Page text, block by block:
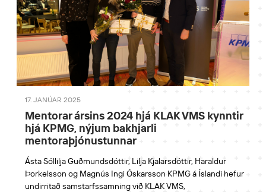
17. JANÚAR 2025
Mentorar ársins 2024 hjá KLAK VMS kynntir
hjá KPMG, nýjum bakhjarli
mentoraþjónustunnar
Ásta Sóllilja Guðmundsdóttir, Lilja Kjalarsdóttir, Haraldur
Þorkelsson og Magnús Ingi Óskarsson KPMG á Íslandi hefur
undirritað samstarfssamning við KLAK VMS,